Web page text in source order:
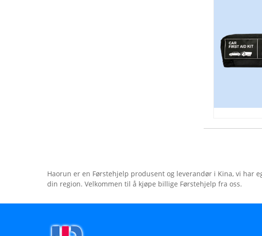
Haorun er en Førstehjelp produsent og leverandør i Kina, vi har
din region. Velkommen til å kjøpe billige Førstehjelp fra oss.